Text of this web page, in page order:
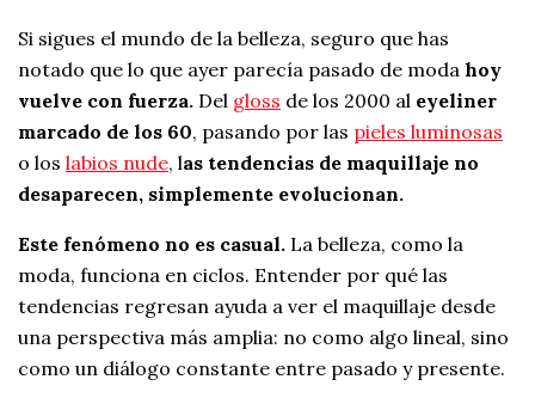
Si sigues el mundo de la belleza, seguro que has
notado que lo que ayer parecía pasado de moda hoy
vuelve con fuerza. Del gloss de los 2000 al eyeliner
marcado de los 60, pasando por las pieles luminosas
o los labios nude, las tendencias de maquillaje no
desaparecen, simplemente evolucionan.
Este fenómeno no es casual. La belleza, como la
moda, funciona en ciclos. Entender por qué las
tendencias regresan ayuda a ver el maquillaje desde
una perspectiva más amplia: no como algo lineal, sino
como un diálogo constante entre pasado y presente.